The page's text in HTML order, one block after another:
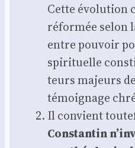
Cette évo­lu­tion
réfor­mée selon
entre pou­voir
spi­ri­tuelle
teurs majeurs
témoi­gnage
Il convient
Constan­tin